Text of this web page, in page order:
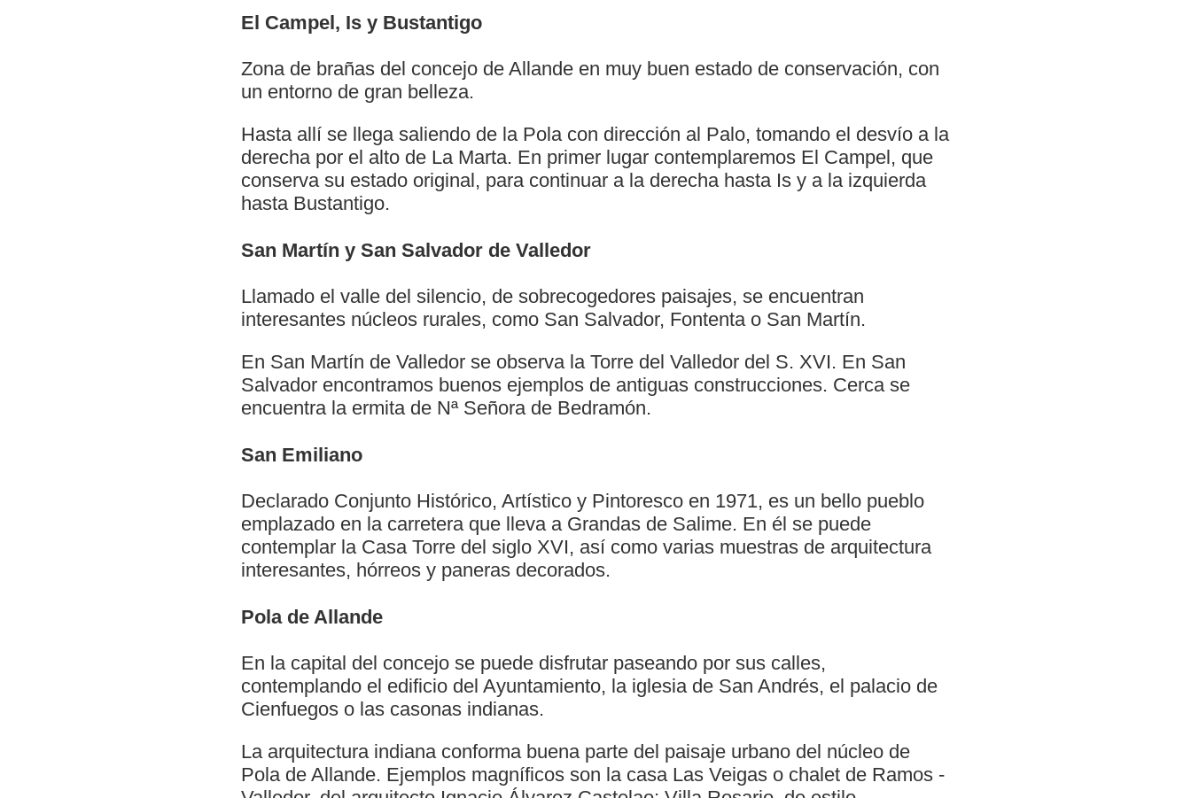
El Campel, Is y Bustantigo
Zona de brañas del concejo de Allande en muy buen estado de conservación, con
un entorno de gran belleza.
Hasta allí se llega saliendo de la Pola con dirección al Palo, tomando el desvío a la
derecha por el alto de La Marta. En primer lugar contemplaremos El Campel, que
conserva su estado original, para continuar a la derecha hasta Is y a la izquierda
hasta Bustantigo.
San Martín y San Salvador de Valledor
Llamado el valle del silencio, de sobrecogedores paisajes, se encuentran
interesantes núcleos rurales, como San Salvador, Fontenta o San Martín.
En San Martín de Valledor se observa la Torre del Valledor del S. XVI. En San
Salvador encontramos buenos ejemplos de antiguas construcciones. Cerca se
encuentra la ermita de Nª Señora de Bedramón.
San Emiliano
Declarado Conjunto Histórico, Artístico y Pintoresco en 1971, es un bello pueblo
emplazado en la carretera que lleva a Grandas de Salime. En él se puede
contemplar la Casa Torre del siglo XVI, así como varias muestras de arquitectura
interesantes, hórreos y paneras decorados.
Pola de Allande
En la capital del concejo se puede disfrutar paseando por sus calles,
contemplando el edificio del Ayuntamiento, la iglesia de San Andrés, el palacio de
Cienfuegos o las casonas indianas.
La arquitectura indiana conforma buena parte del paisaje urbano del núcleo de
Pola de Allande. Ejemplos magníficos son la casa Las Veigas o chalet de Ramos -